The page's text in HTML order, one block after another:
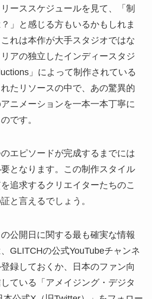
ーススケジュールを見て、「制
」と感じる方もいるかもしれま
れは本作が大手スタジオではな
アの独立したインディースタジ
」によって制作されている
たリソースの中で、あの驚異的
ニメーションを一本一本丁寧に
です。
エピソードが完成するまでには
となります。この制作スタイル
追求するクリエイターたちのこ
と言えるでしょう。
公開日に関する最も確実な情報
GLITCHの公式YouTubeチャンネ
録しておくか、日本のファン向
ている「アメイジング・デジタ